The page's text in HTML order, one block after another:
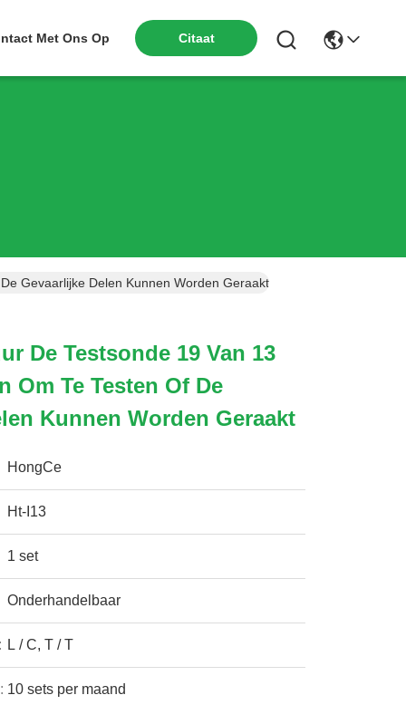
Met Ons Op Citaat
Gevaarlijke Delen Kunnen Worden Geraakt
De Testsonde 19 Van 13
Om Te Testen Of De
Kunnen Worden Geraakt
HongCe
Ht-I13
1 set
Onderhandelbaar
L / C, T / T
10 sets per maand